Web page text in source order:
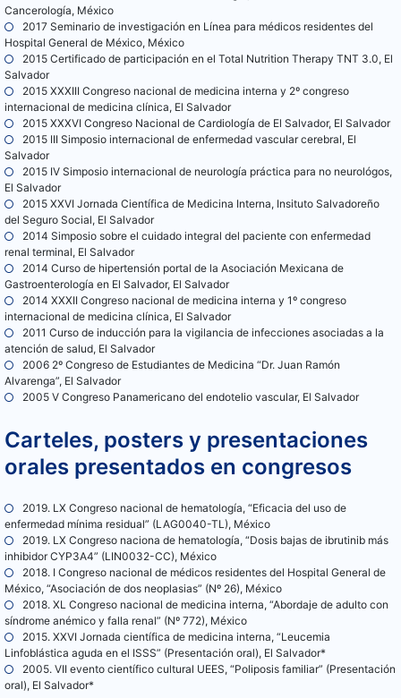
Cancerología, México
2017 Seminario de investigación en Línea para médicos residentes del
Hospital General de México, México
2015 Certificado de participación en el Total Nutrition Therapy TNT 3.0, El
Salvador
2015 XXXIII Congreso nacional de medicina interna y 2º congreso
internacional de medicina clínica, El Salvador
2015 XXXVI Congreso Nacional de Cardiología de El Salvador, El Salvador
2015 III Simposio internacional de enfermedad vascular cerebral, El
Salvador
2015 IV Simposio internacional de neurología práctica para no neurológos,
El Salvador
2015 XXVI Jornada Científica de Medicina Interna, Insituto Salvadoreño
del Seguro Social, El Salvador
2014 Simposio sobre el cuidado integral del paciente con enfermedad
renal terminal, El Salvador
2014 Curso de hipertensión portal de la Asociación Mexicana de
Gastroenterología en El Salvador, El Salvador
2014 XXXII Congreso nacional de medicina interna y 1º congreso
internacional de medicina clínica, El Salvador
2011 Curso de inducción para la vigilancia de infecciones asociadas a la
atención de salud, El Salvador
2006 2º Congreso de Estudiantes de Medicina “Dr. Juan Ramón
Alvarenga”, El Salvador
2005 V Congreso Panamericano del endotelio vascular, El Salvador
Carteles, posters y presentaciones
orales presentados en congresos
2019. LX Congreso nacional de hematología, “Eficacia del uso de
enfermedad mínima residual” (LAG0040-TL), México
2019. LX Congreso naciona de hematología, “Dosis bajas de ibrutinib más
inhibidor CYP3A4” (LIN0032-CC), México
2018. I Congreso nacional de médicos residentes del Hospital General de
México, “Asociación de dos neoplasias” (Nº 26), México
2018. XL Congreso nacional de medicina interna, “Abordaje de adulto con
síndrome anémico y falla renal” (Nº 772), México
2015. XXVI Jornada científica de medicina interna, “Leucemia
Linfoblástica aguda en el ISSS” (Presentación oral), El Salvador*
2005. VII evento científico cultural UEES, “Poliposis familiar” (Presentación
oral), El Salvador*